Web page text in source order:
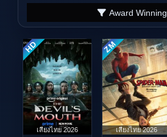
Award Winning
HD
เสียงไทย 2026
ZM
เสียงไทย 2026